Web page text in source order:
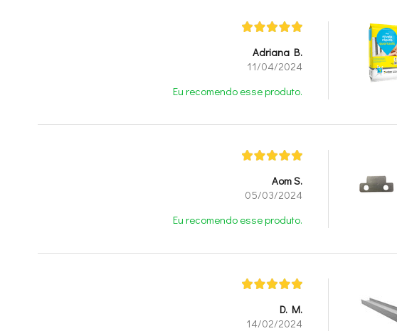
Adriana B.
11/04/2024
Eu recomendo esse produto.
Aom S.
05/03/2024
Eu recomendo esse produto.
D. M.
14/02/2024